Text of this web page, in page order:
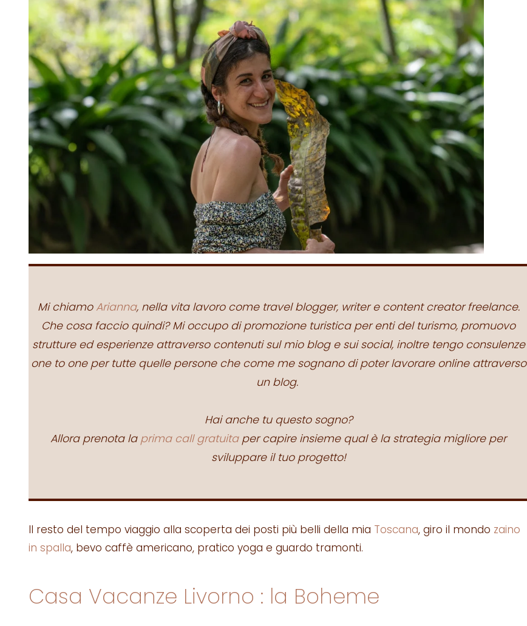
Mi chiamoArianna, nella vita lavoro come travel blogger, writer e content creator freelance.
Che cosa faccio quindi? Mi occupo di promozione turistica per enti del turismo, promuovo
strutture ed esperienze attraverso contenuti sul mio blog e sui social, inoltre tengo consulenze
one to one per tutte quelle persone che come me sognano di poter lavorare online attraverso
un blog.
Hai anche tu questo sogno?
Allora prenota la prima call gratuitaper capire insieme qual è la strategia migliore per
sviluppare il tuo progetto!
ll resto del tempo viaggio alla scoperta dei posti più belli della mia Toscana, giro il mondo zaino
in spalla, bevo caffè americano, pratico yoga e guardo tramonti.
Casa Vacanze Livorno : la Boheme